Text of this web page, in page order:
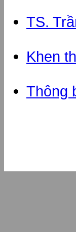
TS.
Khen
Thông